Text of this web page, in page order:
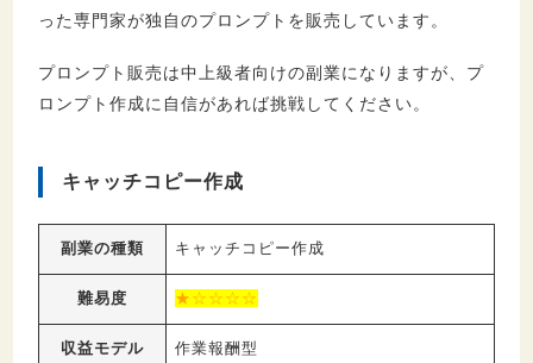
った専門家が独自のプロンプトを販売しています。
プロンプト販売は中上級者向けの副業になりますが、プ
ロンプト作成に自信があれば挑戦してください。
キャッチコピー作成
副業の種類 キャッチコピー作成
難易度 ★☆☆☆☆
収益モデル 作業報酬型